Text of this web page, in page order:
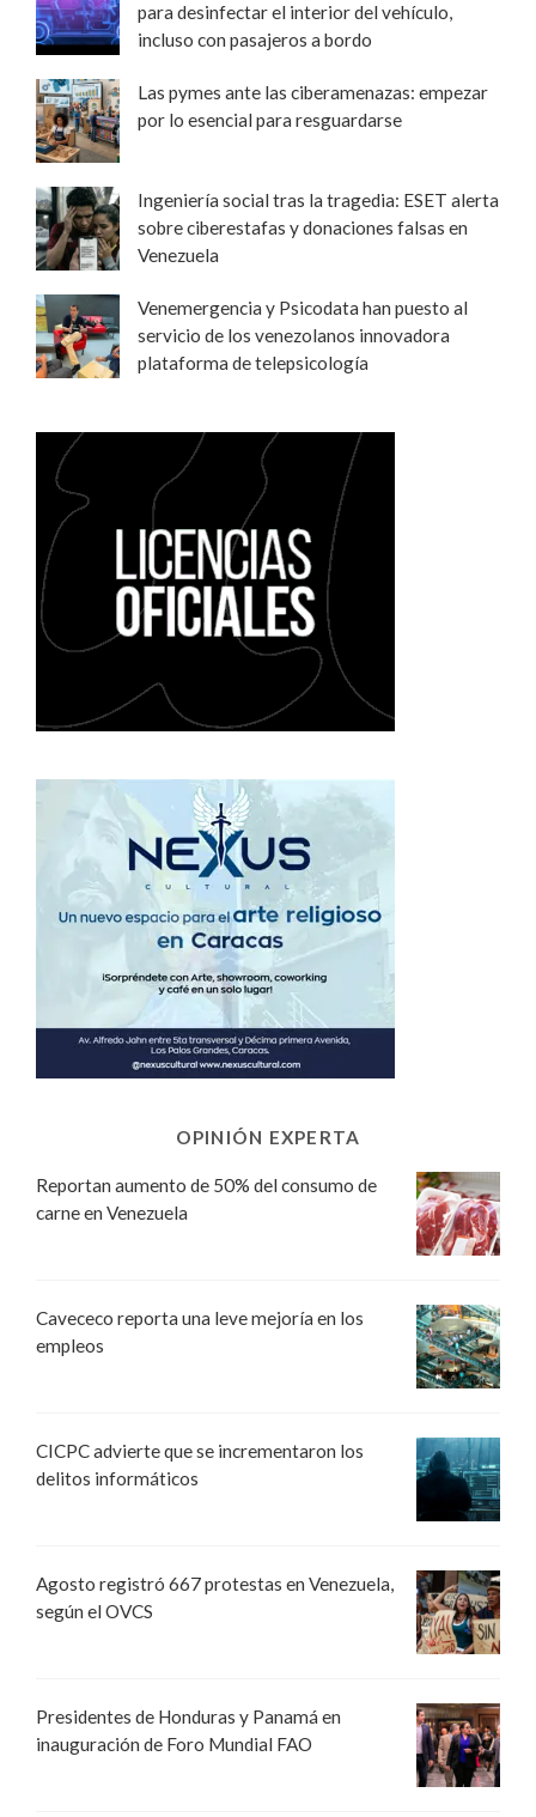
para desinfectar el interior del vehículo,
incluso con pasajeros a bordo
Las pymes ante las ciberamenazas: empezar
por lo esencial para resguardarse
Ingeniería social tras la tragedia: ESET alerta
sobre ciberestafas y donaciones falsas en
Venezuela
Venemergencia y Psicodata han puesto al
servicio de los venezolanos innovadora
plataforma de telepsicología
OPINIÓN EXPERTA
Reportan aumento de 50% del consumo de
carne en Venezuela
Cavececo reporta una leve mejoría en los
empleos
CICPC advierte que se incrementaron los
delitos informáticos
Agosto registró 667 protestas en Venezuela,
según el OVCS
Presidentes de Honduras y Panamá en
inauguración de Foro Mundial FAO